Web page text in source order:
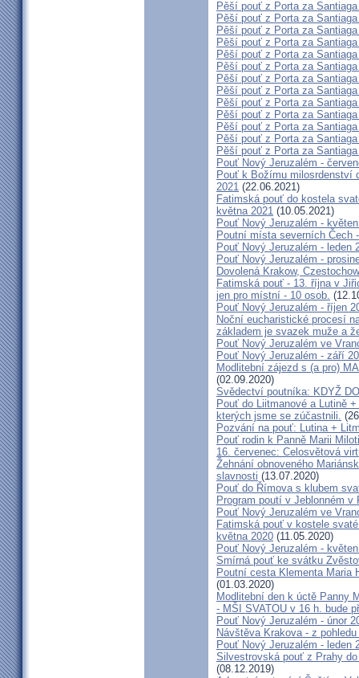
Pěší pouť z Porta za
Pěší pouť z Porta za
Pěší pouť z Porta za
Pěší pouť z Porta za
Pěší pouť z Porta za
Pěší pouť z Porta za
Pěší pouť z Porta za
Pěší pouť z Porta za
Pěší pouť z Porta za
Pěší pouť z Porta za
Pěší pouť z Porta za
Pěší pouť z Porta za
Pěší pouť z Porta za
Pouť Nový Jeruzalém -
Pouť k Božímu milosrdenství
2021 (22.06.2021)
Fatimská pouť do kostela
května 2021 (10.05.2021)
Pouť Nový Jeruzalém -
Poutní místa severních Čech
Pouť Nový Jeruzalém - leden
Pouť Nový Jeruzalém -
Dovolená Krakow,
Fatimská pouť - 13. října v
jen pro místní - 10 osob.
Pouť Nový Jeruzalém - říjen
Noční eucharistické procesí
základem je svazek muže a
Pouť Nový Jeruzalém ve
Pouť Nový Jeruzalém - září
Modlitební zájezd s (a pro)
(02.09.2020)
Svědectví poutníka: KDYŽ
Pouť do Liitmanové a Lutině
kterých jsme se zúčastnili.
Pozvání na pouť: Lutina +
Pouť rodin k Panně Marii
16. červenec: Celosvětová
Žehnání obnoveného
slavnosti (13.07.2020)
Pouť do Římova s klubem
Program poutí v Jeblonném v
Pouť Nový Jeruzalém ve
Fatimská pouť v kostele
května 2020 (11.05.2020)
Pouť Nový Jeruzalém -
Smírná pouť ke svátku
Poutní cesta Klementa Maria
(01.03.2020)
Modlitební den k úctě Panny
- MŠI SVATOU v 16 h. bude
Pouť Nový Jeruzalém - únor
Návštěva Krakova - z
Pouť Nový Jeruzalém - leden
Silvestrovská pouť z Prahy
(08.12.2019)